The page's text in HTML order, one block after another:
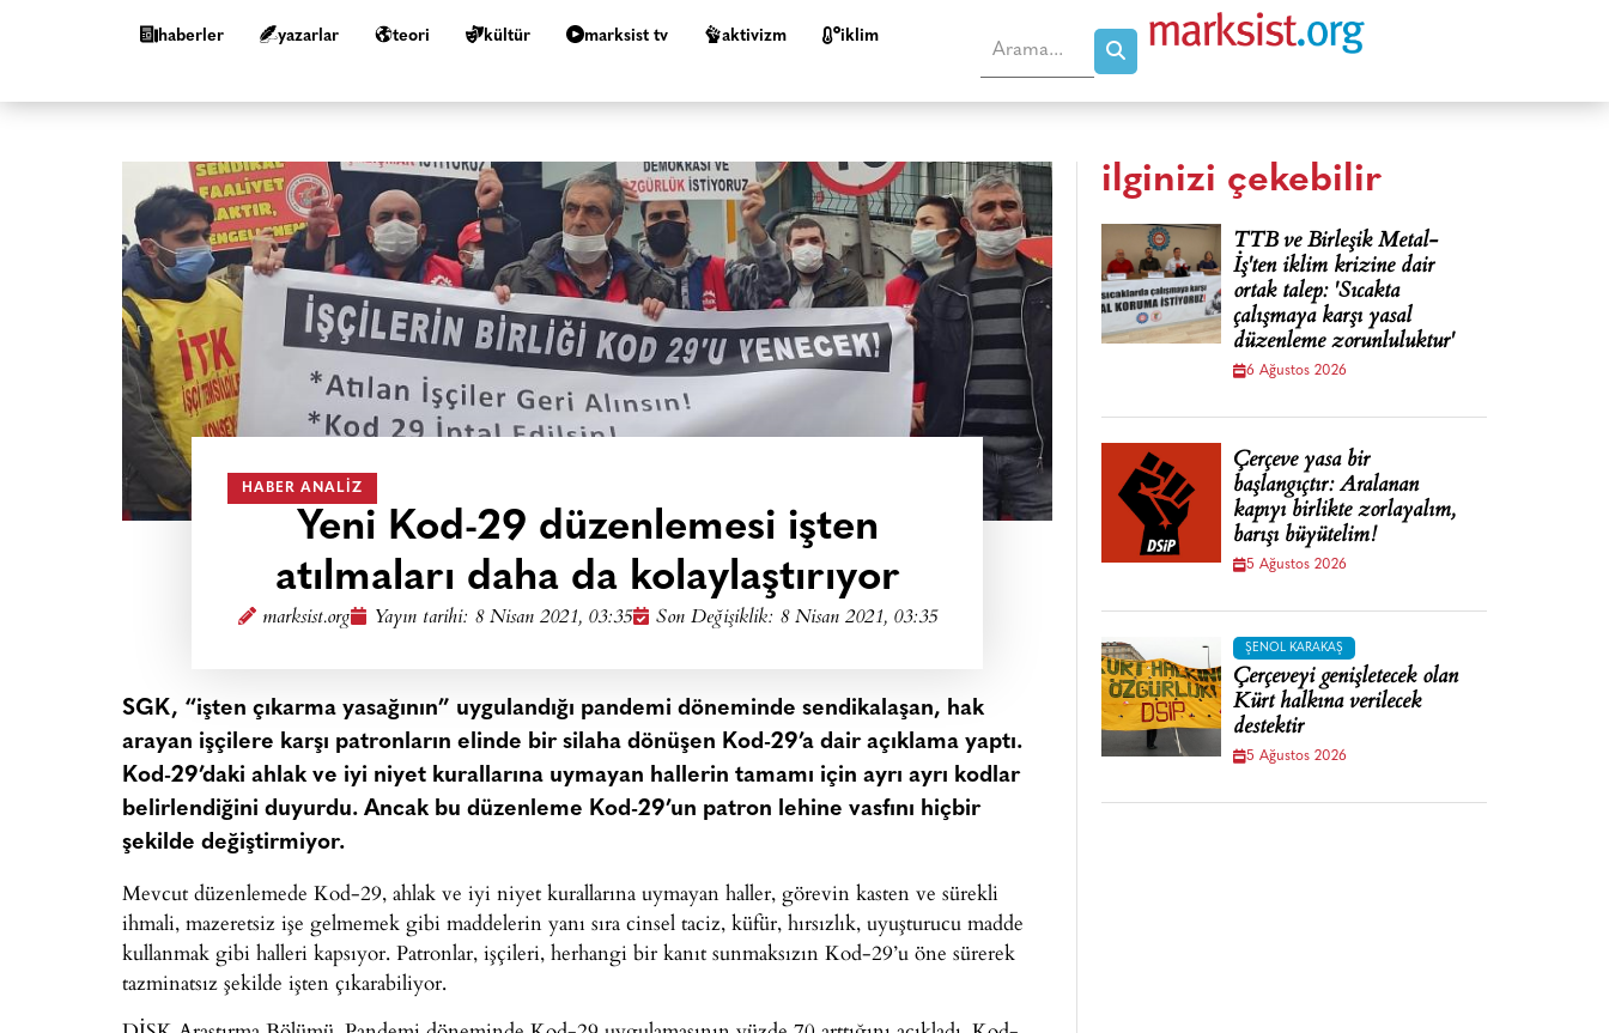
haberler yazarlar teori kültür marksist tv aktivizm i̇klim
HABER ANALIZ
Yeni Kod-29 düzenlemesi işten
atılmaları daha da kolaylaştırıyor
marksist.org Yayın tarihi: 8 Nisan 2021, 03:35 Son Değişiklik: 8 Nisan 2021, 03:35
SGK, “işten çıkarma yasağının” uygulandığı pandemi döneminde sendikalaşan, hak
arayan işçilere karşı patronların elinde bir silaha dönüşen Kod-29’a dair açıklama yaptı.
Kod-29’daki ahlak ve iyi niyet kurallarına uymayan hallerin tamamı için ayrı ayrı kodlar
belirlendiğini duyurdu. Ancak bu düzenleme Kod-29’un patron lehine vasfını hiçbir
şekilde değiştirmiyor.
Mevcut düzenlemede Kod-29, ahlak ve iyi niyet kurallarına uymayan haller, görevin kasten ve sürekli
ihmali, mazeretsiz işe gelmemek gibi maddelerin yanı sıra cinsel taciz, küfür, hırsızlık, uyuşturucu madde
kullanmak gibi halleri kapsıyor. Patronlar, işçileri, herhangi bir kanıt sunmaksızın Kod-29’u öne sürerek
tazminatsız şekilde işten çıkarabiliyor.
ilginizi çekebilir
TTB ve Birleşik Metal-
İş'ten iklim krizine dair
ortak talep: 'Sıcakta
çalışmaya karşı yasal
düzenleme zorunluluktur'
6 Ağustos 2026
Çerçeve yasa bir
başlangıçtır: Aralanan
kapıyı birlikte zorlayalım,
barışı büyütelim!
5 Ağustos 2026
ŞENOL KARAKAŞ
Çerçeveyi genişletecek olan
Kürt halkına verilecek
destektir
5 Ağustos 2026